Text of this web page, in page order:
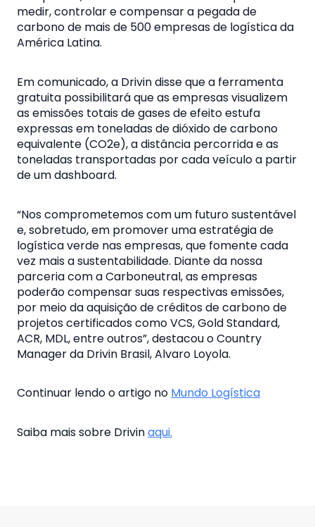
medir, controlar e compensar a pegada de
carbono de mais de 500 empresas de logística da
América Latina.
Em comunicado, a Drivin disse que a ferramenta
gratuita possibilitará que as empresas visualizem
as emissões totais de gases de efeito estufa
expressas em toneladas de dióxido de carbono
equivalente (CO2e), a distância percorrida e as
toneladas transportadas por cada veículo a partir
de um dashboard.
“Nos comprometemos com um futuro sustentável
e, sobretudo, em promover uma estratégia de
logística verde nas empresas, que fomente cada
vez mais a sustentabilidade. Diante da nossa
parceria com a Carboneutral, as empresas
poderão compensar suas respectivas emissões,
por meio da aquisição de créditos de carbono de
projetos certificados como VCS, Gold Standard,
ACR, MDL, entre outros”, destacou o Country
Manager da Drivin Brasil, Alvaro Loyola.
Continuar lendo o artigo no Mundo Logística
Saiba mais sobre Drivinaqui.